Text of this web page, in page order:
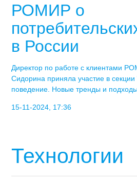
РОМИР о
в России
Директор по работе с клиентами
Сидорина приняла участие в секции
поведение. Новые тренды и
15-11-2024, 17:36
Технологии